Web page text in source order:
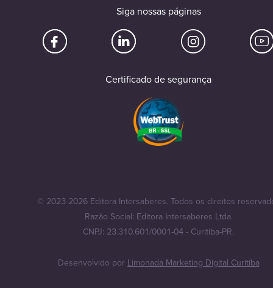
Siga nossas páginas
Certificado de segurança
© 2023-2026 Editora Intersaberes. Todos os direitos
Razão Social: Editora Intersaberes Ltda.
CNPJ: 23.310.601/0001-04 - Curitiba-PR.
Desenvolvido por Limonada Marketing Digital Curitiba